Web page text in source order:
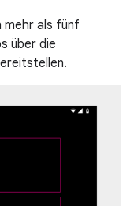
mehr als fünf
über die